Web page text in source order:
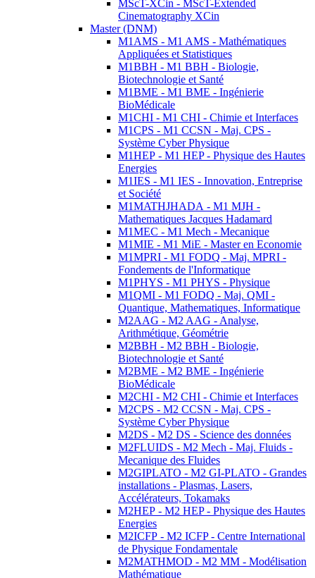
MScT-XCin - MScT-Extended
Cinematography XCin
Master (DNM)
M1AMS - M1 AMS - Mathématiques
Appliquées et Statistiques
M1BBH - M1 BBH - Biologie,
Biotechnologie et Santé
M1BME - M1 BME - Ingénierie
BioMédicale
M1CHI - M1 CHI - Chimie et Interfaces
M1CPS - M1 CCSN - Maj. CPS -
Système Cyber Physique
M1HEP - M1 HEP - Physique des Hautes
Energies
M1IES - M1 IES - Innovation, Entreprise
et Société
M1MATHJHADA - M1 MJH -
Mathematiques Jacques Hadamard
M1MEC - M1 Mech - Mecanique
M1MIE - M1 MiE - Master en Economie
M1MPRI - M1 FODQ - Maj. MPRI -
Fondements de l'Informatique
M1PHYS - M1 PHYS - Physique
M1QMI - M1 FODQ - Maj. QMI -
Quantique, Mathematiques, Informatique
M2AAG - M2 AAG - Analyse,
Arithmétique, Géométrie
M2BBH - M2 BBH - Biologie,
Biotechnologie et Santé
M2BME - M2 BME - Ingénierie
BioMédicale
M2CHI - M2 CHI - Chimie et Interfaces
M2CPS - M2 CCSN - Maj. CPS -
Système Cyber Physique
M2DS - M2 DS - Science des données
M2FLUIDS - M2 Mech - Maj. Fluids -
Mecanique des Fluides
M2GIPLATO - M2 GI-PLATO - Grandes
installations - Plasmas, Lasers,
Accélérateurs, Tokamaks
M2HEP - M2 HEP - Physique des Hautes
Energies
M2ICFP - M2 ICFP - Centre International
de Physique Fondamentale
M2MATHMOD - M2 MM - Modélisation
Mathématique